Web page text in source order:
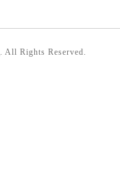
. All Rights Reserved.